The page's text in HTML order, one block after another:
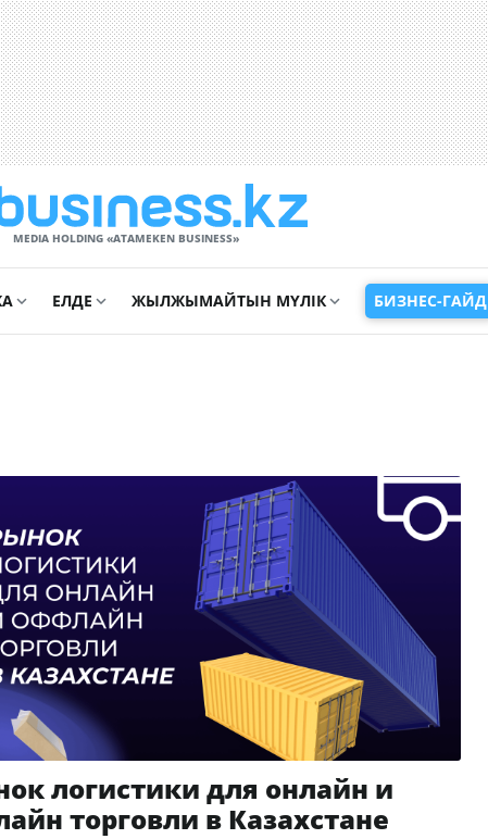
MEDIA HOLDING «ATAMEKЕN BUSINESS»
ЕЛДЕ ЖЫЛЖЫМАЙТЫН МҮЛІК БИЗНЕС-ГАЙД
логистики для онлайн и
торговли в Казахстане